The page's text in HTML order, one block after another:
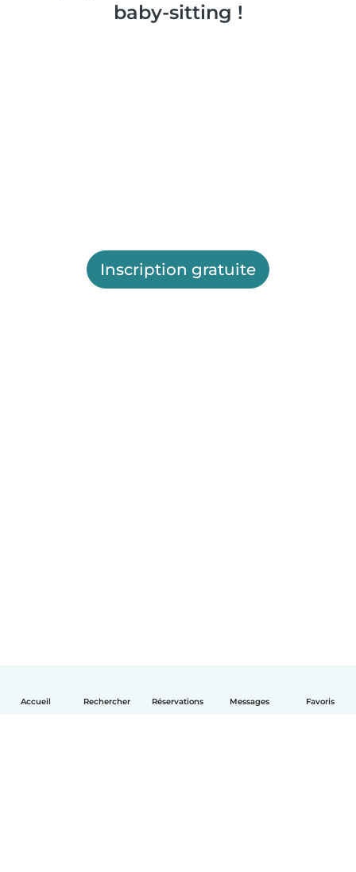
Accueil Rechercher Réservations Messages Favoris
baby-sitting !
Inscription gratuite